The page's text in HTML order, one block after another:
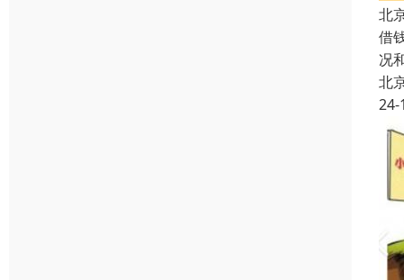
北
借
况
北
24-